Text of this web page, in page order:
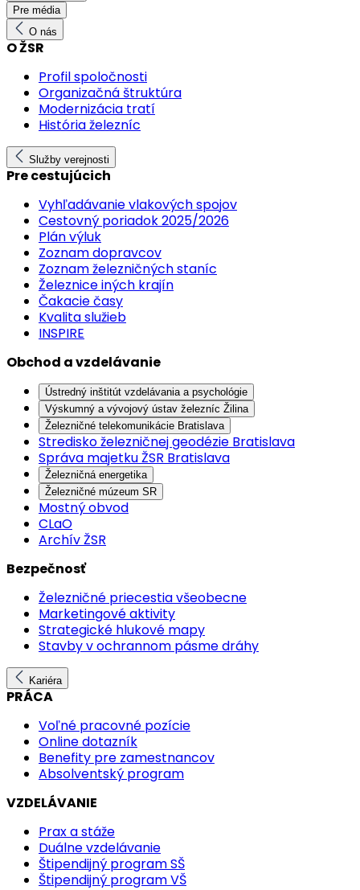
Pre média
O nás
O ŽSR
Profil spoločnosti
Organizačná štruktúra
Modernizácia tratí
História železníc
Služby verejnosti
Pre cestujúcich
Vyhľadávanie vlakových spojov
Cestovný poriadok 2025/2026
Plán výluk
Zoznam dopravcov
Zoznam železničných staníc
Železnice iných krajín
Čakacie časy
Kvalita služieb
INSPIRE
Obchod a vzdelávanie
Ústredný inštitút vzdelávania a psychológie
Výskumný a vývojový ústav železníc Žilina
Železničné telekomunikácie Bratislava
Stredisko železničnej geodézie Bratislava
Správa majetku ŽSR Bratislava
Železničná energetika
Železničné múzeum SR
Mostný obvod
CLaO
Archív ŽSR
Bezpečnosť
Železničné priecestia všeobecne
Marketingové aktivity
Strategické hlukové mapy
Stavby v ochrannom pásme dráhy
Kariéra
PRÁCA
Voľné pracovné pozície
Online dotazník
Benefity pre zamestnancov
Absolventský program
VZDELÁVANIE
Prax a stáže
Duálne vzdelávanie
Štipendijný program SŠ
Štipendijný program VŠ